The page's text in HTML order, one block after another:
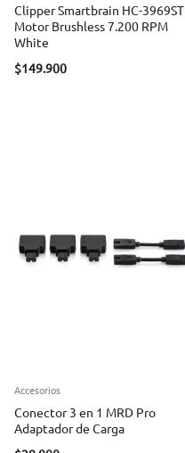
Clipper Smartbrain HC-3969ST
Motor Brushless 7.200 RPM
White
$149.900
Accesorios
Conector 3 en 1 MRD Pro
Adaptador de Carga